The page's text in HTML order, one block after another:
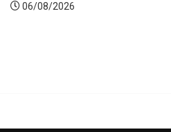
06/08/2026